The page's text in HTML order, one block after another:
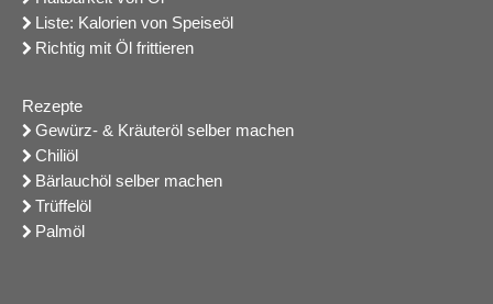
Liste: Kalorien von Speiseöl
Richtig mit Öl frittieren
Rezepte
Gewürz- & Kräuteröl selber machen
Chiliöl
Bärlauchöl selber machen
Trüffelöl
Palmöl